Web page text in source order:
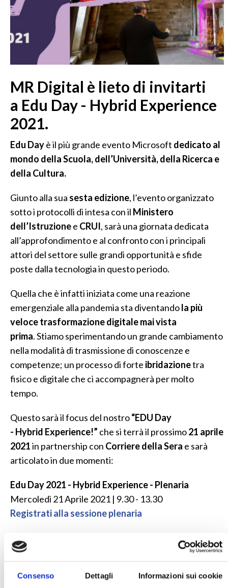
Consenso Dettagli Informazioni sui cookie
MR Digital è lieto di invitarti
a Edu Day - Hybrid Experience
2021.
Edu Dayè il più grande evento Microsoft dedicato al
mondo della Scuola, dell’Università, della Ricerca e
della Cultura.
Giunto alla sua sesta edizione, l’evento organizzato
sotto i protocolli di intesa con il Ministero
dell’Istruzionee CRUI, sarà una giornata dedicata
all’approfondimento e al confronto con i principali
attori del settore sulle grandi opportunità e sfide
poste dalla tecnologia in questo periodo.
Quella che è infatti iniziata come una reazione
emergenziale alla pandemia sta diventandola più
veloce trasformazione digitale mai vista
prima. Stiamo sperimentando un grande cambiamento
nella modalità di trasmissione di conoscenze e
competenze; un processo di forte ibridazionetra
fisico e digitale che ci accompagnerà per molto
tempo.
Questo sarà il focus del nostro“EDU Day
- Hybrid Experience!” che si terrà il prossimo21 aprile
2021in partnership con Corriere della Sera e sarà
articolato in due momenti:
Edu Day 2021 - Hybrid Experience - Plenaria
Mercoledì 21 Aprile 2021 | 9.30 - 13.30
Registrati alla sessione plenaria
Un programma ricco di contenuti che vedrà la
partecipazione di ospiti d’eccellenza del mondo delle
istituzioni, tra cui Maria Cristina Messa, Ministra